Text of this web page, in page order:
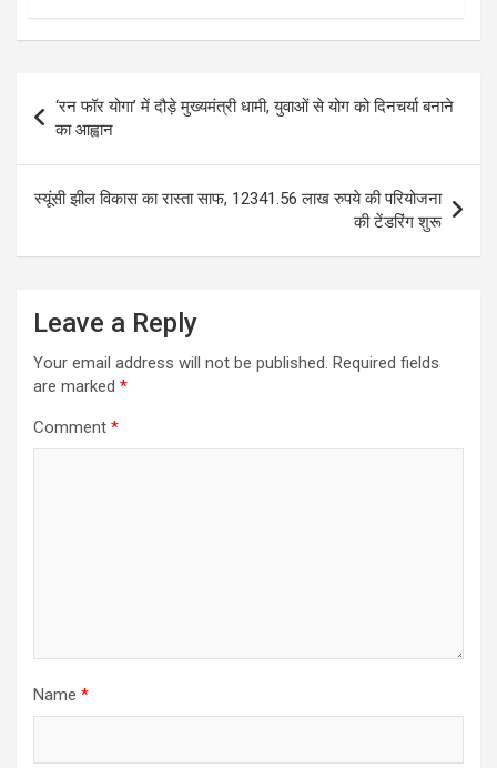
navigation
‘रन फॉर योगा’ में दौड़े मुख्यमंत्री धामी, युवाओं से योग को दिनचर्या बनाने
का आह्वान
स्यूंसी झील विकास का रास्ता साफ, 12341.56 लाख रुपये की परियोजना
की टेंडरिंग शुरू
Leave a Reply
Your email address will not be published. Required fields
are marked *
Comment *
Name *